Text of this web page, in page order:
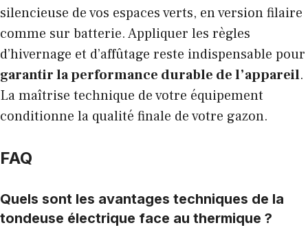
silencieuse de vos espaces verts, en version filaire
comme sur batterie. Appliquer les règles
d’hivernage et d’affûtage reste indispensable pour
garantir la performance durable de l’appareil.
La maîtrise technique de votre équipement
conditionne la qualité finale de votre gazon.
FAQ
Quels sont les avantages techniques de la
tondeuse électrique face au thermique ?